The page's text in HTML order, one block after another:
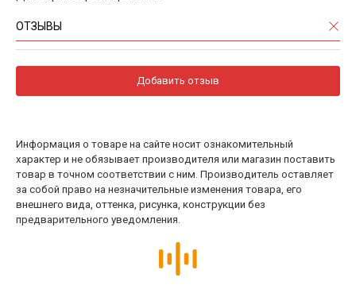
ОТЗЫВЫ
Добавить отзыв
Информация о товаре на сайте носит ознакомительный
характер и не обязывает производителя или магазин поставить
товар в точном соответствии с ним. Производитель оставляет
за собой право на незначительные изменения товара, его
внешнего вида, оттенка, рисунка, конструкции без
предварительного уведомления.